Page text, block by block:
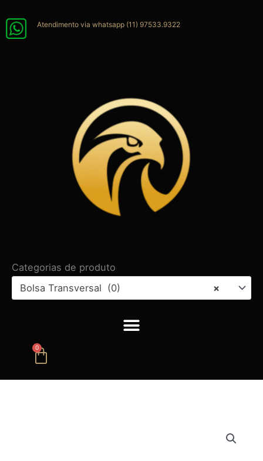
para
Atendimento via whatsapp (11) 97533.9322
Categorias de produto
×
Bolsa Transversal (0)
0
Carrinho